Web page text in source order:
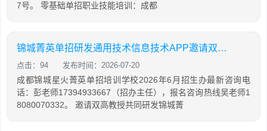
7号。 零基础单招职业技能培训：成都
锦城菁英单招研发通用技术信息技术APP邀请双高教授共同研发
点击：94 发布时间：2026-07-20
成都锦城星火菁英单招培训学校2026年6月招生办最新咨询电
话：彭老师17394933667（招办主任），报名咨询热线吴老师1
8080070332。 邀请双高教授共同研发锦城菁